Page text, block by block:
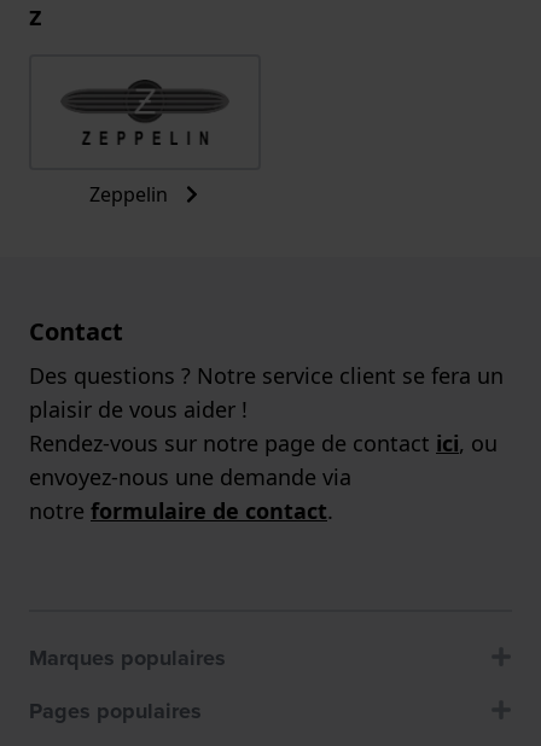
Z
Zeppelin
Contact
Des questions ? Notre service client se fera un
plaisir de vous aider !
Rendez-vous sur notre page de contact ici, ou
envoyez-nous une demande via
notre formulaire de contact.
Marques populaires
Pages populaires